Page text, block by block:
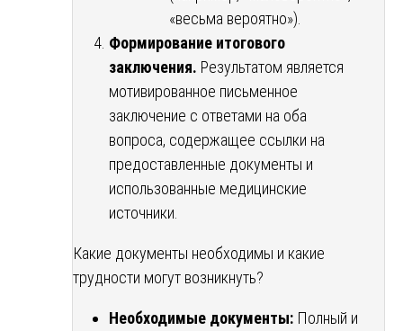
«весьма вероятно»).
Формирование итогового
заключения. Результатом является
мотивированное письменное
заключение с ответами на оба
вопроса, содержащее ссылки на
предоставленные документы и
использованные медицинские
источники.
Какие документы необходимы и какие
трудности могут возникнуть?
Необходимые документы: Полный и